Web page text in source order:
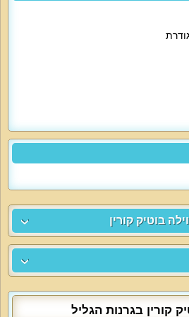
בוטיק קורין
קורין בגרנות הגליל